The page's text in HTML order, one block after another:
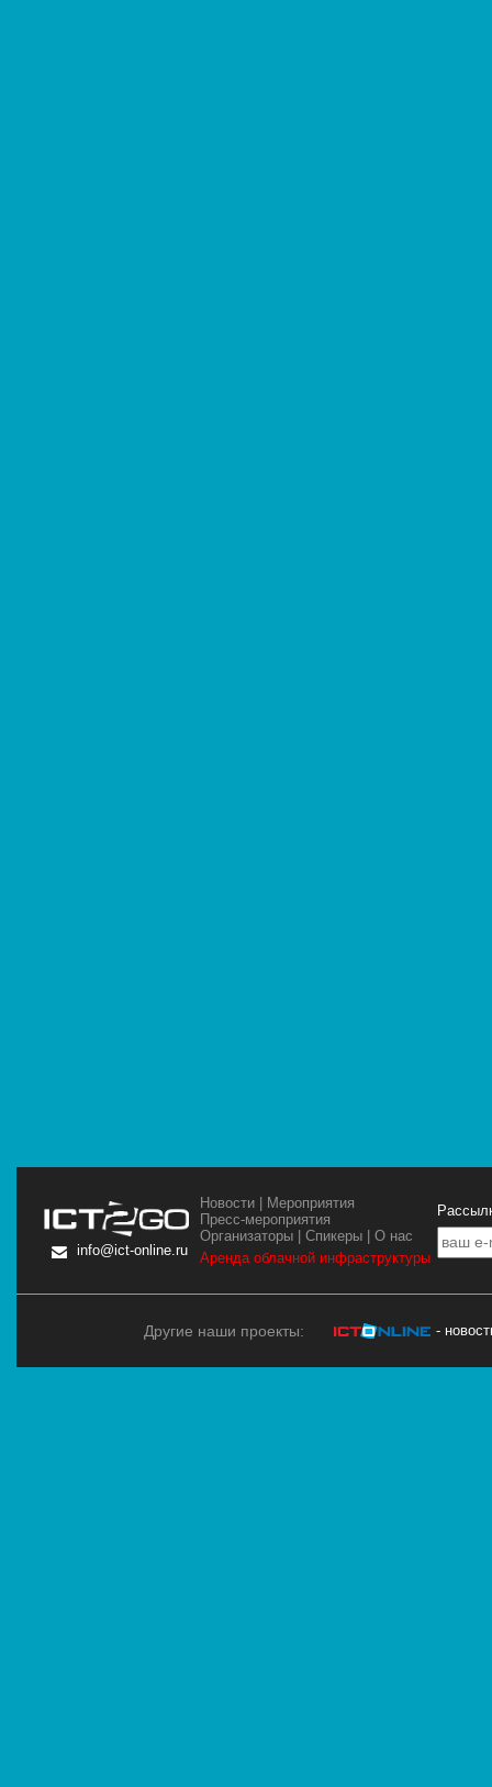
info@ict-online.ru
Новости | Мероприятия
Пресс-мероприятия
Организаторы |Спикеры |О нас
Аренда облачной инфраструктуры
Другие наши проекты: -